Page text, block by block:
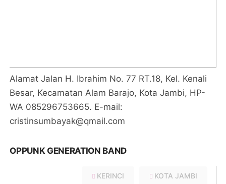
Alamat Jalan H. Ibrahim No. 77 RT.18, Kel. Kenali
Besar, Kecamatan Alam Barajo, Kota Jambi, HP-
WA 085296753665. E-mail:
cristinsumbayak@qmail.com
OPPUNK GENERATION BAND